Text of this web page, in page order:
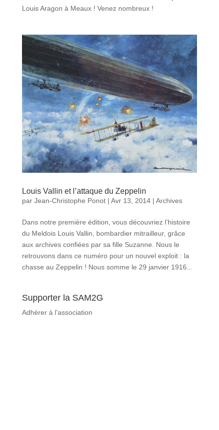
Louis Aragon à Meaux ! Venez nombreux !
Louis Vallin et l’attaque du Zeppelin
par Jean-Christophe Ponot| Avr 13, 2014| Archives
Dans notre première édition, vous découvriez l’histoire
du Meldois Louis Vallin, bombardier mitrailleur, grâce
aux archives confiées par sa fille Suzanne. Nous le
retrouvons dans ce numéro pour un nouvel exploit : la
chasse au Zeppelin ! Nous somme le 29 janvier 1916...
Supporter la SAM2G
Adhérer à l’association